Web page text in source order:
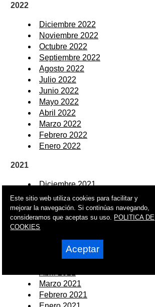
2022
Diciembre 2022
Noviembre 2022
Octubre 2022
Septiembre 2022
Agosto 2022
Julio 2022
Junio 2022
Mayo 2022
Abril 2022
Marzo 2022
Febrero 2022
Enero 2022
2021
Diciembre 2021
Noviembre 2021
Octubre 2021
Septiembre 2021
Agosto 2021
Julio 2021
Junio 2021
Mayo 2021
Marzo 2021
Febrero 2021
Este sitio web utiliza cookies para facilitar y
mejorar la navegación. Si continúas navegando,
consideramos que aceptas su uso. POLITICA DE
COOKIES
Aceptar